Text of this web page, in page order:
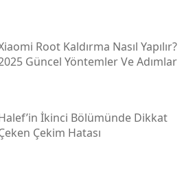
Root Kaldırma Nasıl Yapılır?
Güncel Yöntemler Ve Adımlar
İkinci Bölümünde Dikkat
Çekim Hatası